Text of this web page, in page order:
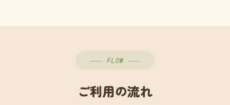
FLOW
ご利用の流れ